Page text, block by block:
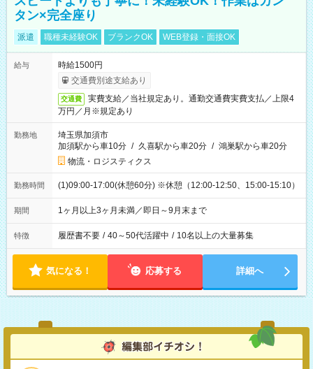
タン×完全座り
派遣 職種未経験OK ブランクOK WEB登録・面接OK
給与
時給1500円
交通費別途支給あり
交通費
実費支給／当社規定あり。通勤交通費実費支払／上限4
万円／月※規定あり
勤務地
埼玉県加須市
加須駅から車10分 / 久喜駅から車20分 / 鴻巣駅から車20分
物流・ロジスティクス
勤務時間 (1)09:00-17:00(休憩60分) ※休憩（12:00-12:50、15:00-15:10）
期間 1ヶ月以上3ヶ月未満／即日～9月末まで
特徴 履歴書不要 / 40～50代活躍中 / 10名以上の大量募集
気になる！ 応募する 詳細へ